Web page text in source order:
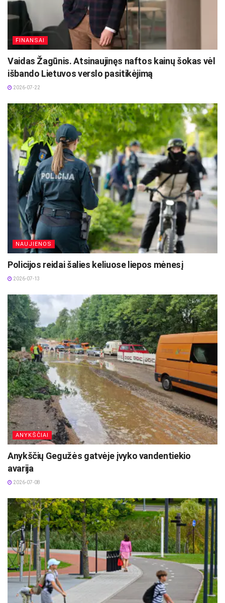
2026-07-28
Europos Sąjungos sankcijos „Mere“ tinklo
savininkams: ekonominio saugumo ir
solidarumo su Ukraina užtikrinimas
2026-07-25
FINANSAI
Vaidas Žagūnis. Atsinaujinęs naftos kainų šokas vėl
išbando Lietuvos verslo pasitikėjimą
2026-07-22
NAUJIENOS
Policijos reidai šalies keliuose liepos mėnesį
2026-07-13
ANYKŠČIAI
Anykščių Gegužės gatvėje įvyko vandentiekio
avarija
2026-07-08